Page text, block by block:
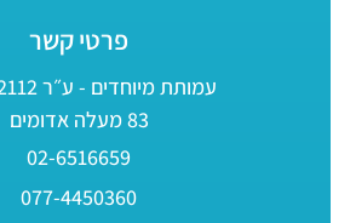
פרטי קשר
עמותת מיוחדים - ע״ר 580662112
83 מעלה אדומים
02-6516659
077-4450360